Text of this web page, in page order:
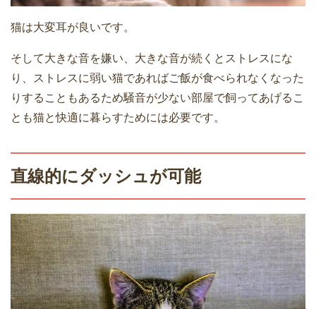
猫は大変耳が良いです。
そして大きな音を嫌い、大きな音が続くとストレスにな
り、ストレスに弱い猫であればご飯が食べられなくなった
りすることもあるため騒音が少ない部屋で飼ってあげるこ
とも猫と快適に暮らすためには必要です。
直線的にダッシュが可能